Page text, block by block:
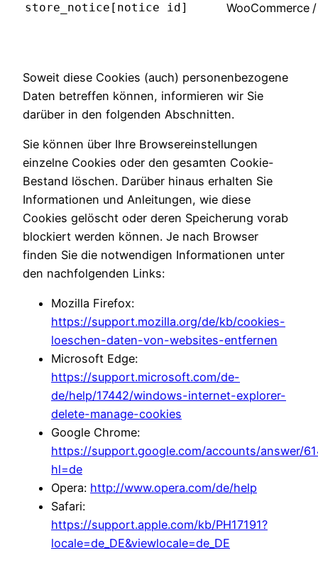
store_notice[notice id] WooCommerce /
Soweit diese Cookies (auch) personenbezogene
Daten betreffen können, informieren wir Sie
darüber in den folgenden Abschnitten.
Sie können über Ihre Browsereinstellungen
einzelne Cookies oder den gesamten Cookie-
Bestand löschen. Darüber hinaus erhalten Sie
Informationen und Anleitungen, wie diese
Cookies gelöscht oder deren Speicherung vorab
blockiert werden können. Je nach Browser
finden Sie die notwendigen Informationen unter
den nachfolgenden Links:
Mozilla Firefox:
https://support.mozilla.org/de/kb/cookies-
loeschen-daten-von-websites-entfernen
Microsoft Edge:
https://support.microsoft.com/de-
de/help/17442/windows-internet-explorer-
delete-manage-cookies
Google Chrome:
https://support.google.com/accounts/answer/
hl=de
Opera: http://www.opera.com/de/help
Safari:
https://support.apple.com/kb/PH17191?
locale=de_DE&viewlocale=de_DE